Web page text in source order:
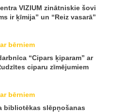
VIZIUM zinātniskie šovi
ir ķīmija” un “Reiz vasarā”
bērniem
“Cipars ķiparam” ar
ciparu zīmējumiem
bērniem
bibliotēkas slēpņošanas